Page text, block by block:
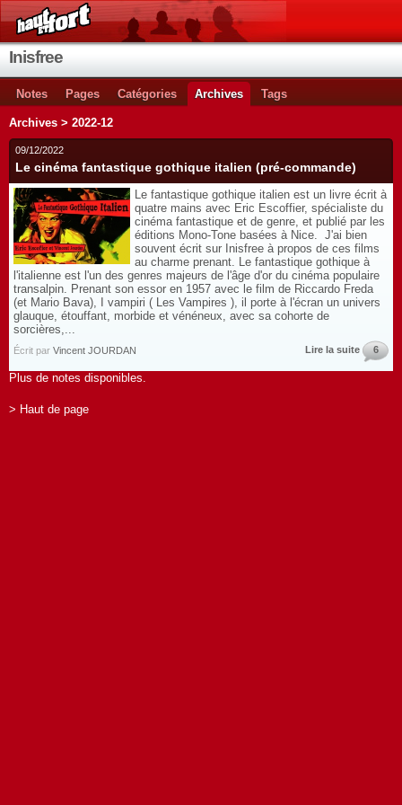
Inisfree
Notes Pages Catégories Archives Tags
Archives > 2022-12
09/12/2022
Le cinéma fantastique gothique italien (pré-commande)
Le fantastique gothique italien est un livre écrit à
quatre mains avec Eric Escoffier, spécialiste du
cinéma fantastique et de genre, et publié par les
éditions Mono-Tone basées à Nice. J'ai bien
souvent écrit sur Inisfree à propos de ces films
au charme prenant. Le fantastique gothique à
l'italienne est l'un des genres majeurs de l'âge d'or du cinéma populaire
transalpin. Prenant son essor en 1957 avec le film de Riccardo Freda
(et Mario Bava), I vampiri ( Les Vampires ), il porte à l'écran un univers
glauque, étouffant, morbide et vénéneux, avec sa cohorte de
sorcières,...
Écrit par Vincent JOURDAN Lire la suite 6
Plus de notes disponibles.
> Haut de page